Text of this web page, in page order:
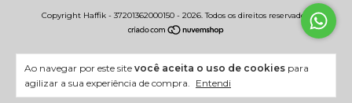
Ao navegar por este site você aceita o uso de cookies para
agilizar a sua experiência de compra. Entendi
Copyright Haffik - 37201362000150 - 2026. Todos os direitos reservados.